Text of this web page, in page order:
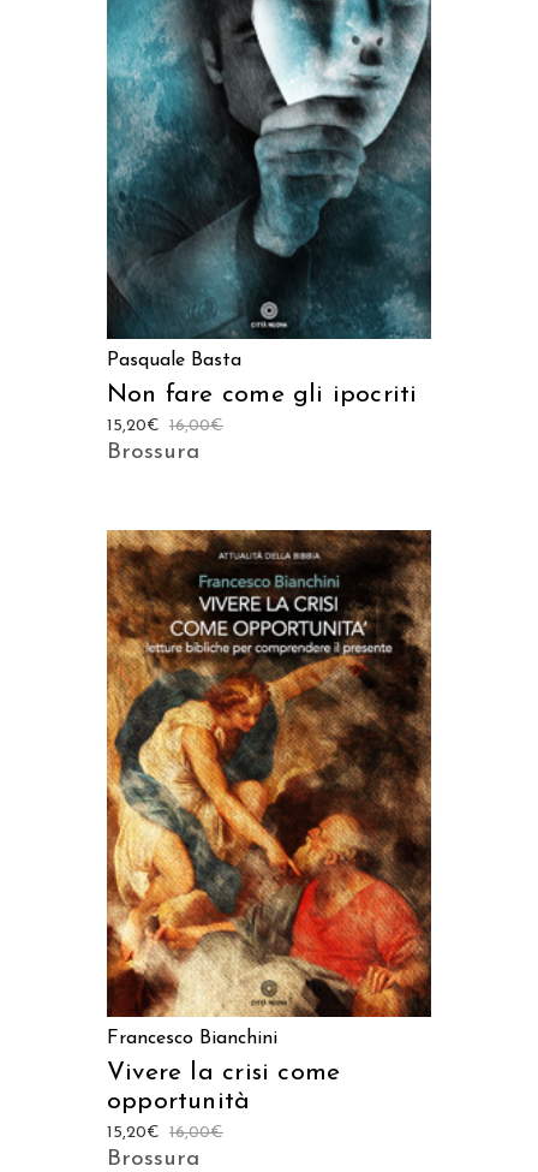
AGGIUNGI AL CARRELLO
Pasquale Basta
Non fare come gli ipocriti
16,00€
15,20€
Brossura
AGGIUNGI AL CARRELLO
Francesco Bianchini
Vivere la crisi come
opportunità
16,00€
15,20€
Brossura